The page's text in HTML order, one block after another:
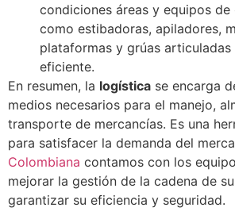
condiciones áreas y equipos de
como estibadoras, apiladores,
plataformas y grúas articuladas
eficiente.
En resumen, la logística se encarga
medios necesarios para el manejo,
transporte de mercancías. Es una
para satisfacer la demanda del
Colombiana contamos con los
mejorar la gestión de la cadena de
garantizar su eficiencia y seguridad.